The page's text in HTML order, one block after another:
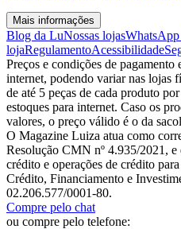
Mais informações
Blog da LuNossas lojas
lojaRegulamentoAcessibilidade
Preços e condições de
internet, podendo variar nas lojas
de até 5 peças de cada produto
estoques para internet. Caso os
valores, o preço válido é o da
O Magazine Luiza atua como
Resolução CMN nº 4.935/2021, e
crédito e operações de crédito
Crédito, Financiamento e
02.206.577/0001-80.
Compre pelo chat
ou compre pelo telefone: